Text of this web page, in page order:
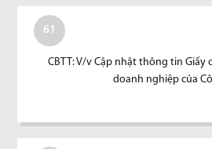
61
CBTT: V/v Cập nhật thông tin Giấy
doanh nghiệp của